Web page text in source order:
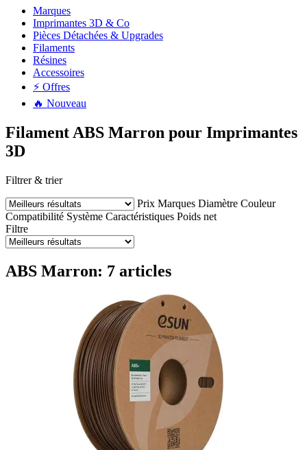
Marques
Imprimantes 3D & Co
Pièces Détachées & Upgrades
Filaments
Résines
Accessoires
⚡ Offres
🔥 Nouveau
Filament ABS Marron pour Imprimantes
3D
Filtrer & trier
Prix Marques Diamètre Couleur
Compatibilité Système Caractéristiques Poids net
Filtre
ABS Marron: 7 articles